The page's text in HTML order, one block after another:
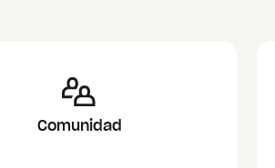
Comunidad